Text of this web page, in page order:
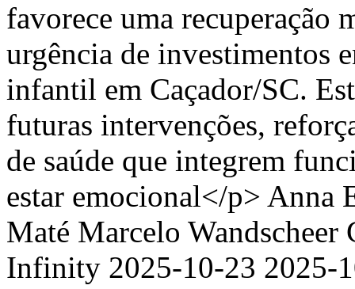
favorece uma recuperação
urgência de investimentos
infantil em Caçador/SC.
futuras intervenções,
de saúde que integrem
estar emocional</p> Anna
Maté Marcelo Wandscheer
Infinity 2025-10-23 2025-